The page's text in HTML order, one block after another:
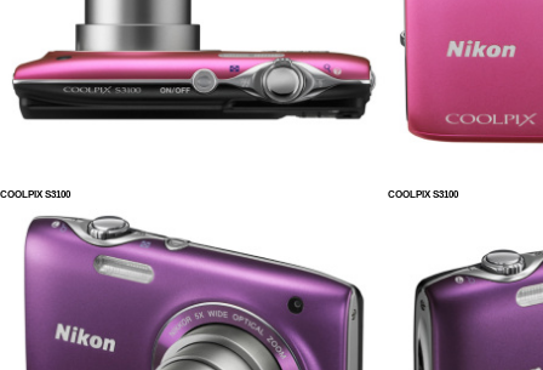
COOLPIX S3100 COOLPIX S3100